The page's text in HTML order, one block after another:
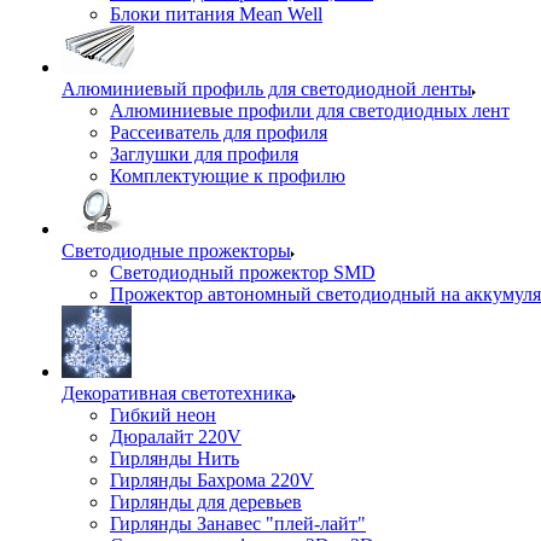
Блоки питания Mean Well
Алюминиевый профиль для светодиодной ленты
Алюминиевые профили для светодиодных лент
Рассеиватель для профиля
Заглушки для профиля
Комплектующие к профилю
Светодиодные прожекторы
Светодиодный прожектор SMD
Прожектор автономный светодиодный на
Декоративная светотехника
Гибкий неон
Дюралайт 220V
Гирлянды Нить
Гирлянды Бахрома 220V
Гирлянды для деревьев
Гирлянды Занавес "плей-лайт"